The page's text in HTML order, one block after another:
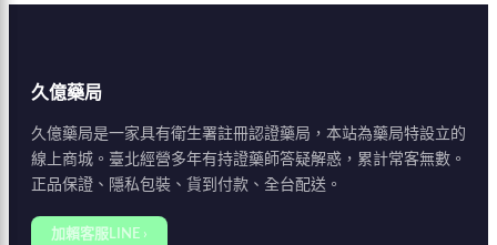
久億藥局
久億藥局是一家具有衛生署註冊認證藥局，本站為藥局特設立的
線上商城。臺北經營多年有持證藥師答疑解惑，累計常客無數。
正品保證、隱私包裝、貨到付款、全台配送。
加賴客服LINE ›